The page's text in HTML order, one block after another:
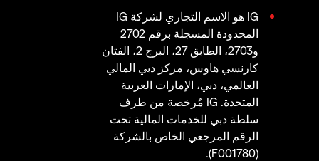
IG هو الاسم التجاري لشركة IG
المحدودة المسجلة برقم 2702
و2703، الطابق 27، البرج 2، الفتان
كارنسي هاوس، مركز دبي المالي
العالمي، دبي، الإمارات العربية
المتحدة. IG مُرخصة من طرف
سلطة دبي للخدمات المالية تحت
الرقم المرجعي الخاص بالشركة
(F001780).